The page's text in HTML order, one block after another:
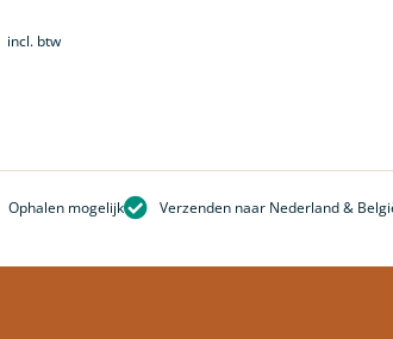
incl. btw
Ophalen mogelijk Verzenden naar Nederland &